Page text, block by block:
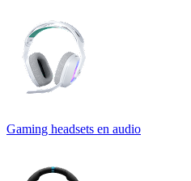
Gaming headsets en audio